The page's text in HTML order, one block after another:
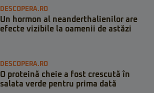
DESCOPERA.RO
Un hormon al neanderthalienilor are
efecte vizibile la oamenii de astăzi
DESCOPERA.RO
O proteină cheie a fost crescută în
salata verde pentru prima dată